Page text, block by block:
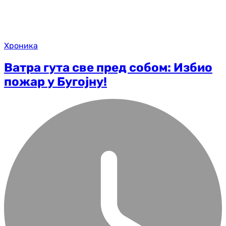
Хроника
Ватра гута све пред собом: Избио
пожар у Бугојну!